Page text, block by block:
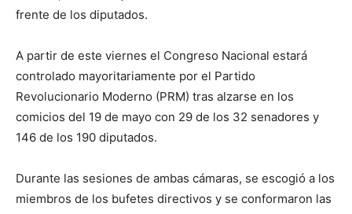
frente de los diputados.
A partir de este viernes el Congreso Nacional estará
controlado mayoritariamente por el Partido
Revolucionario Moderno (PRM) tras alzarse en los
comicios del 19 de mayo con 29 de los 32 senadores y
146 de los 190 diputados.
Durante las sesiones de ambas cámaras, se escogió a los
miembros de los bufetes directivos y se conformaron las